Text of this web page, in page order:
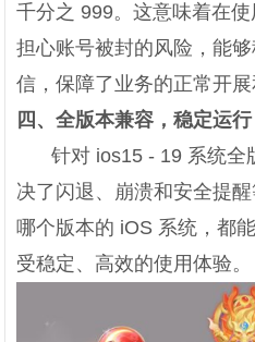
千分之 999。这意味着在
担心账号被封的风险，能
信，保障了业务的正常开展
四、全版本兼容，稳定运行
针对 ios15 - 19 系统全
决了闪退、崩溃和安全提
哪个版本的 iOS 系统，都
受稳定、高效的使用体验。